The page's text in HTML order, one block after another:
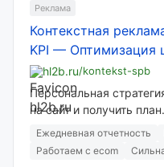
Реклама
Контекстная
KPI — Оптимизация
hl2b.ru/kontekst-spb
Персональная
на сайт и получить план.
Ежедневная отчетность
Работаем с ecom